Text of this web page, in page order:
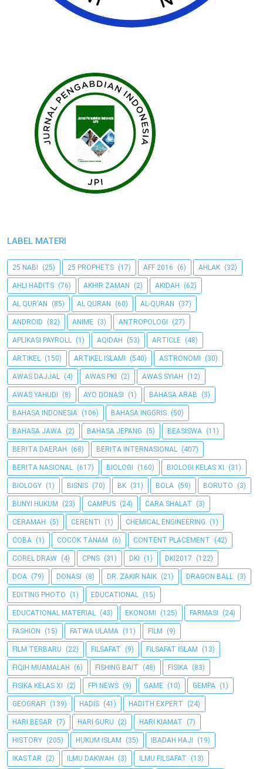
LABEL MATERI
25 NABI (25) 25 PROPHETS (17) AFF 2016 (6) AHLAK (32)
AHLI HADITS (76) AKHIR ZAMAN (2) AKIDAH (62)
AL QUR'AN (85) AL QURAN (60) AL-QURAN (37)
ANDROID (82) ANIME (3) ANTROPOLOGI (27)
APLIKASI PAYROLL (1) AQIDAH (53) ARTICLE (48)
ARTIKEL (150) ARTIKEL ISLAMI (540) ASTRONOMI (30)
AWAS DAJJAL (4) AWAS PKI (2) AWAS SYIAH (12)
AWAS YAHUDI (8) AYO DONASI (1) BAHASA ARAB (3)
BAHASA INDONESIA (106) BAHASA INGGRIS (50)
BAHASA JAWA (2) BAHASA JEPANG (5) BEASISWA (11)
BERITA DAERAH (68) BERITA INTERNASIONAL (407)
BERITA NASIONAL (617) BIOLOGI (160) BIOLOGI KELAS XI (31)
BIOLOGY (1) BISNIS (70) BK (31) BOLA (59) BORUTO (3)
BUNYI HUKUM (23) CAMPUS (24) CARA SHALAT (3)
CERAMAH (5) CERENTI (1) CHEMICAL ENGINEERING (1)
COBA (1) COCOK TANAM (6) CONTENT PLACEMENT (42)
COREL DRAW (4) CPNS (31) DKI (1) DKI2017 (122)
DOA (79) DONASI (8) DR. ZAKIR NAIK (21) DRAGON BALL (3)
EDITING PHOTO (1) EDUCATIONAL (15)
EDUCATIONAL MATERIAL (43) EKONOMI (125) FARMASI (24)
FASHION (15) FATWA ULAMA (11) FILM (9)
FILM TERBARU (22) FILSAFAT (9) FILSAFAT ISLAM (13)
FIQIH MUAMALAH (6) FISHING BAIT (48) FISIKA (83)
FISIKA KELAS XI (2) FPI NEWS (9) GAME (10) GEMPA (1)
GEOGRAFI (139) HADIS (41) HADITH EXPERT (24)
HARI BESAR (7) HARI GURU (2) HARI KIAMAT (7)
HISTORY (205) HUKUM ISLAM (35) IBADAH HAJI (19)
IKASTAR (2) ILMU DAKWAH (3) ILMU FILSAFAT (13)